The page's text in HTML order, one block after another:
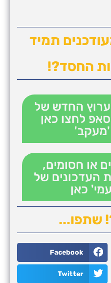
תמיד
החסד?!
החדש של
לחצו כאן
'מעקב'
או חסומים,
העדכונים של
כאן
שתפו...
Facebook
Twitter